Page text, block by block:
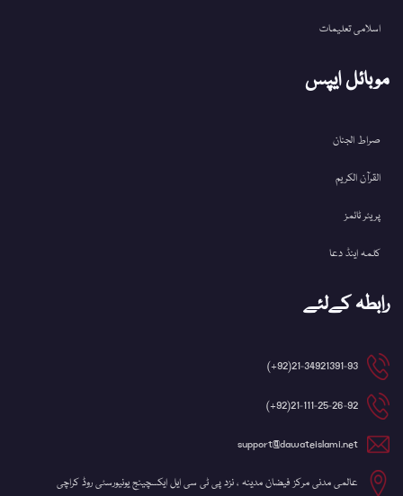
اسلامی تعلیمات
موبائل ایپس
صراط الجنان
القرآن الکریم
پریئر ٹائمز
کلمہ اینڈ دعا
رابطہ کےلئے
21-34921391-93(92+)
21-111-25-26-92(92+)
support@dawateislami.net
عالمی مدنی مرکز فیضان مدینہ ، نزد پی ٹی سی ایل ایکسچینج یونیورسٹی روڈ کراچی